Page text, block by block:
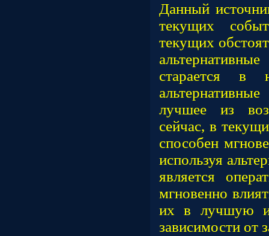
Данный
текущих
текущих
старается в
лучшее из
сейчас, в
способен
используя
является
мгновенно
их в лучшую
зависимости от